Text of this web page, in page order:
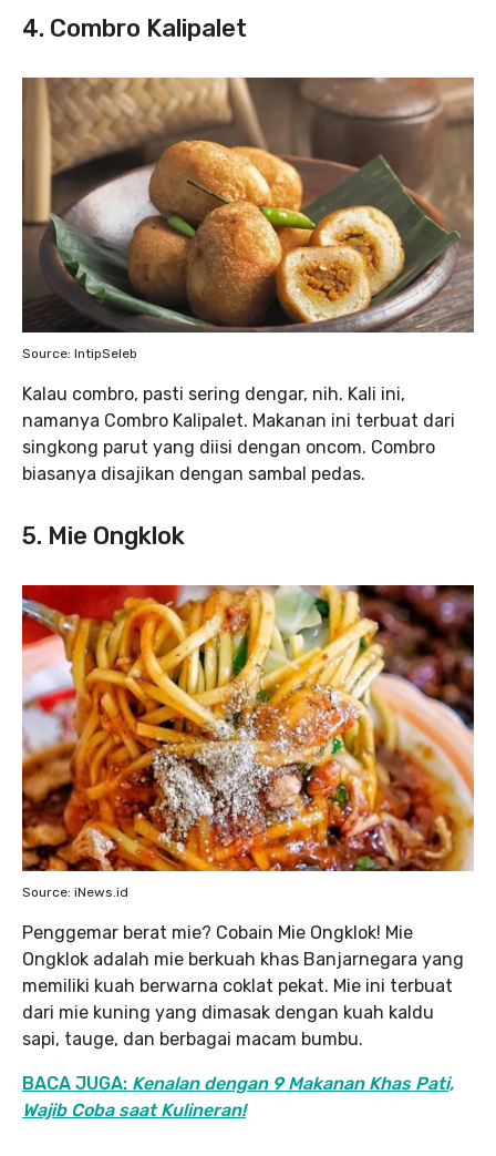
4. Combro Kalipalet
Source: IntipSeleb
Kalau combro, pasti sering dengar, nih. Kali ini,
namanya Combro Kalipalet. Makanan ini terbuat dari
singkong parut yang diisi dengan oncom. Combro
biasanya disajikan dengan sambal pedas.
5. Mie Ongklok
Source: iNews.id
Penggemar berat mie? Cobain Mie Ongklok! Mie
Ongklok adalah mie berkuah khas Banjarnegara yang
memiliki kuah berwarna coklat pekat. Mie ini terbuat
dari mie kuning yang dimasak dengan kuah kaldu
sapi, tauge, dan berbagai macam bumbu.
BACA JUGA: Kenalan dengan 9 Makanan Khas Pati,
Wajib Coba saat Kulineran!